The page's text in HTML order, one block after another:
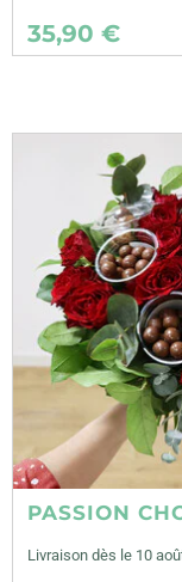
35,90 €
PASSION
Livraison dès le 10